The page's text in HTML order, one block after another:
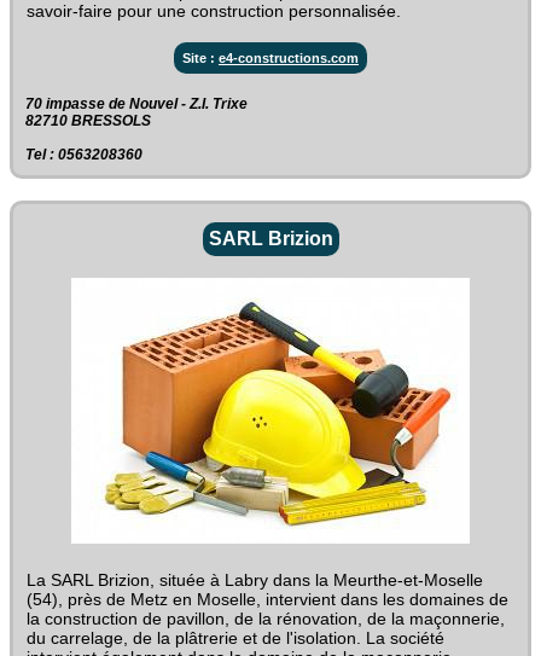
savoir-faire pour une construction personnalisée.
Site : e4-constructions.com
70 impasse de Nouvel - Z.I. Trixe‎
82710 BRESSOLS
Tel : 0563208360
SARL Brizion
La SARL Brizion, située à Labry dans la Meurthe-et-Moselle
(54), près de Metz en Moselle, intervient dans les domaines de
la construction de pavillon, de la rénovation, de la maçonnerie,
du carrelage, de la plâtrerie et de l'isolation. La société